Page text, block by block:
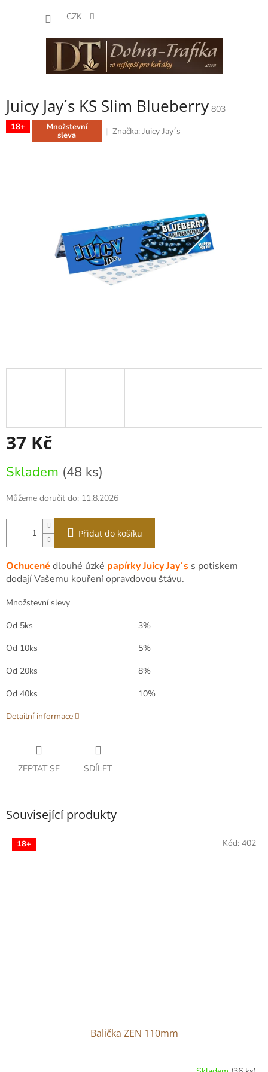
CZK
Juicy Jay´s KS Slim Blueberry 803
18+ Množstevní
sleva Značka: Juicy Jay´s
37 Kč
cena:
Skladem (48 ks)
Můžeme doručit do: 11.8.2026
Přidat do košíku
Ochucené dlouhé úzké papírky Juicy Jay´s s potiskem
dodají Vašemu kouření opravdovou šťávu.
Množstevní slevy
Od 5ks
3%
Od 10ks
5%
Od 20ks
8%
Od 40ks
10%
Detailní informace
ZEPTAT SE SDÍLET
Související produkty
18+
Balička ZEN 110mm
Kód: 402